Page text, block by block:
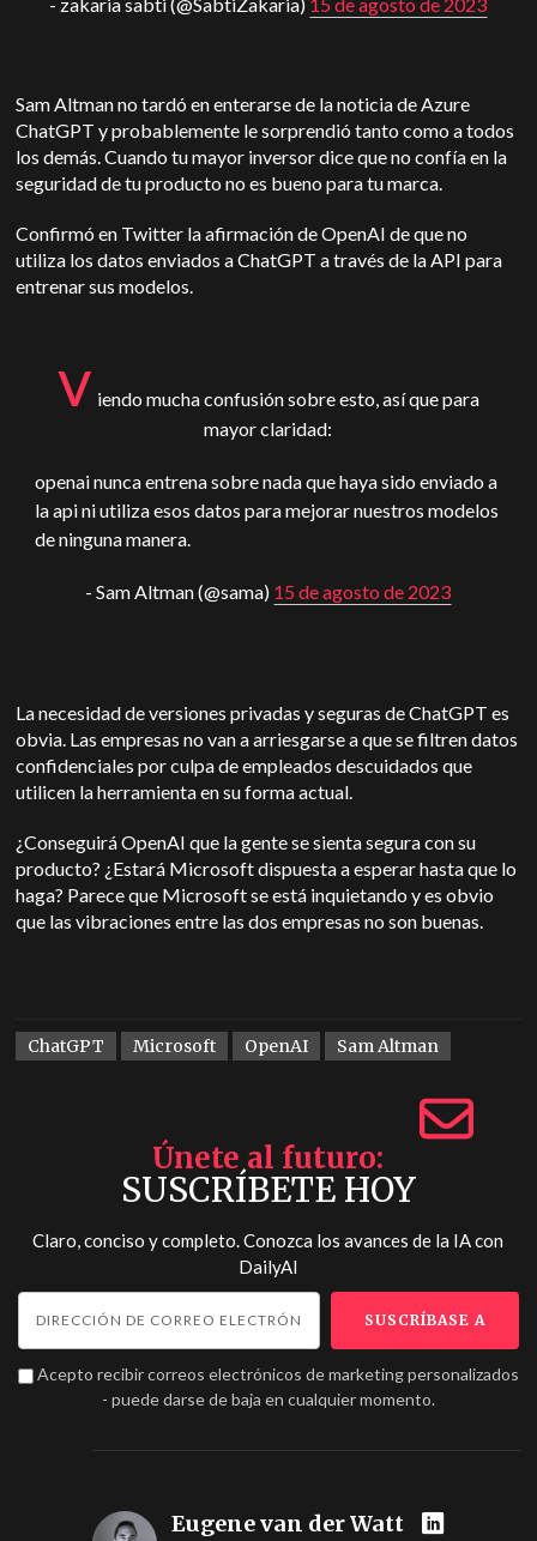
Sam Altman no tardó en enterarse de la noticia de Azure
ChatGPT y probablemente le sorprendió tanto como a todos
los demás. Cuando tu mayor inversor dice que no confía en la
seguridad de tu producto no es bueno para tu marca.
Confirmó en Twitter la afirmación de OpenAI de que no
utiliza los datos enviados a ChatGPT a través de la API para
entrenar sus modelos.
v iendo mucha confusión sobre esto, así que para
mayor claridad:
openai nunca entrena sobre nada que haya sido enviado a
la api ni utiliza esos datos para mejorar nuestros modelos
de ninguna manera.
- Sam Altman (@sama) 15 de agosto de 2023
La necesidad de versiones privadas y seguras de ChatGPT es
obvia. Las empresas no van a arriesgarse a que se filtren datos
confidenciales por culpa de empleados descuidados que
utilicen la herramienta en su forma actual.
¿Conseguirá OpenAI que la gente se sienta segura con su
producto? ¿Estará Microsoft dispuesta a esperar hasta que lo
haga? Parece que Microsoft se está inquietando y es obvio
que las vibraciones entre las dos empresas no son buenas.
ChatGPT Microsoft OpenAI Sam Altman
Únete al futuro
SUSCRÍBETE HOY
Claro, conciso y completo. Conozca los avances de la IA con
DailyAI
Acepto recibir correos electrónicos de marketing personalizados
- puede darse de baja en cualquier momento.
Eugene van der Watt